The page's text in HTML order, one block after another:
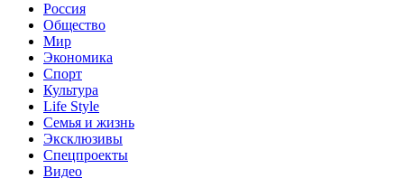
Россия
Общество
Мир
Экономика
Спорт
Культура
Life Style
Семья и жизнь
Эксклюзивы
Спецпроекты
Видео